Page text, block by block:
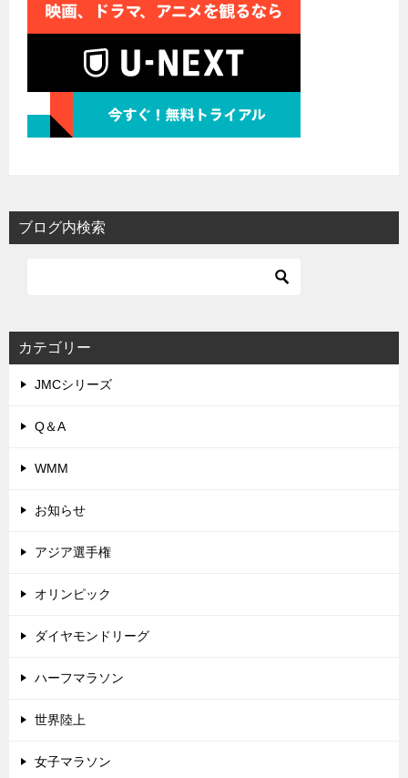
ブログ内検索
カテゴリー
JMCシリーズ
Q＆A
WMM
お知らせ
アジア選手権
オリンピック
ダイヤモンドリーグ
ハーフマラソン
世界陸上
女子マラソン